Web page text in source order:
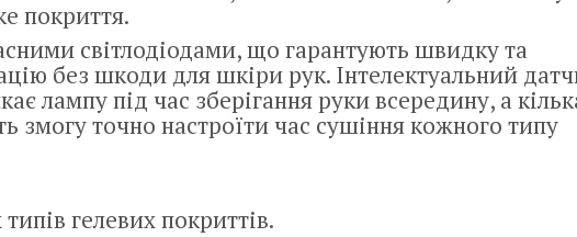
покриття.
світлодіодами, що гарантують швидку та
без шкоди для шкіри рук. Інтелектуальний
лампу під час зберігання руки всередину, а
змогу точно настроїти час сушіння кожного типу
гелевих покриттів.